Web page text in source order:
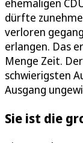
ehemaligen
dürfte
verloren
erlangen. Das
Menge Zeit.
schwierigsten
Ausgang
Sie ist die